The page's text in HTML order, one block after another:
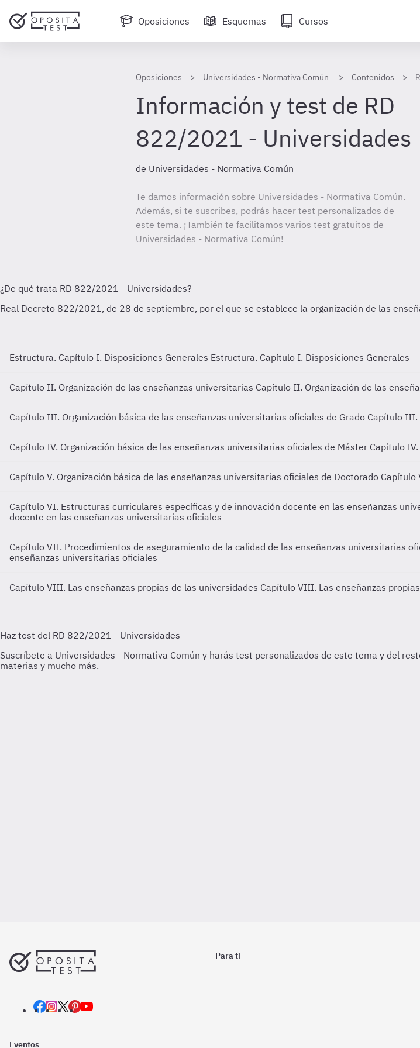
Oposiciones Esquemas Cursos
Oposiciones Universidades - Normativa Común Contenidos
Información y test de RD
822/2021 - Universidades
de Universidades - Normativa Común
Te damos información sobre Universidades - Normativa Común.
Además, si te suscribes, podrás hacer test personalizados de
este tema. ¡También te facilitamos varios test gratuitos de
Universidades - Normativa Común!
Estructura. Capítulo I. Disposiciones Generales Estructura. Capítulo I. Disposiciones Generales
Capítulo II. Organización de las enseñanzas universitarias Capítulo II. Organización de las
Capítulo III. Organización básica de las enseñanzas universitarias oficiales de Grado Capítulo III.
Capítulo IV. Organización básica de las enseñanzas universitarias oficiales de Máster Capítulo
Capítulo V. Organización básica de las enseñanzas universitarias oficiales de Doctorado Capítulo
Capítulo VI. Estructuras curriculares específicas y de innovación docente en las enseñanzas
docente en las enseñanzas universitarias oficiales
Capítulo VII. Procedimientos de aseguramiento de la calidad de las enseñanzas universitarias
enseñanzas universitarias oficiales
Capítulo VIII. Las enseñanzas propias de las universidades Capítulo VIII. Las enseñanzas
Para ti
Eventos